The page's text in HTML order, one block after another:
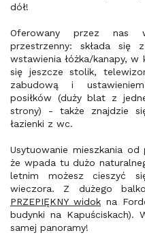
dół!
Oferowany przez nas
przestrzenny: składa
wstawienia łóżka/kanapy,
się jeszcze stolik,
zabudową i
posiłków (duży blat z
strony) - także znajdzie
łazienki z wc.
Usytuowanie mieszkania
że wpada tu dużo
letnim możesz cieszyć
wieczora. Z dużego
PRZEPIĘKNY widok na
budynki na Kapuściskach).
samej panoramy!